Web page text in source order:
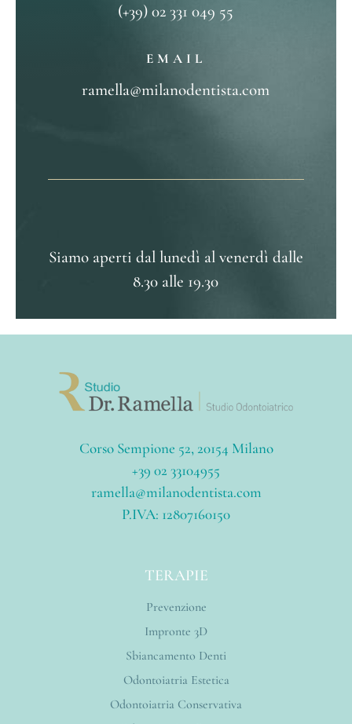
(+39) 02 331 049 55
EMAIL
ramella@milanodentista.com
Siamo aperti dal lunedì al venerdì dalle
8.30 alle 19.30
Corso Sempione 52, 20154 Milano
+39 02 33104955
ramella@milanodentista.com
P.IVA: 12807160150
TERAPIE
Prevenzione
Impronte 3D
Sbiancamento Denti
Odontoiatria Estetica
Odontoiatria Conservativa